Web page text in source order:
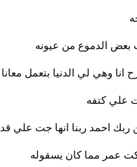
بعض الدموع من عيونه
انا وهي لي الدنيا بتعمل
علي كتفه
ربك احمد ربنا انها جت علي
عمر مما كان يسقوله